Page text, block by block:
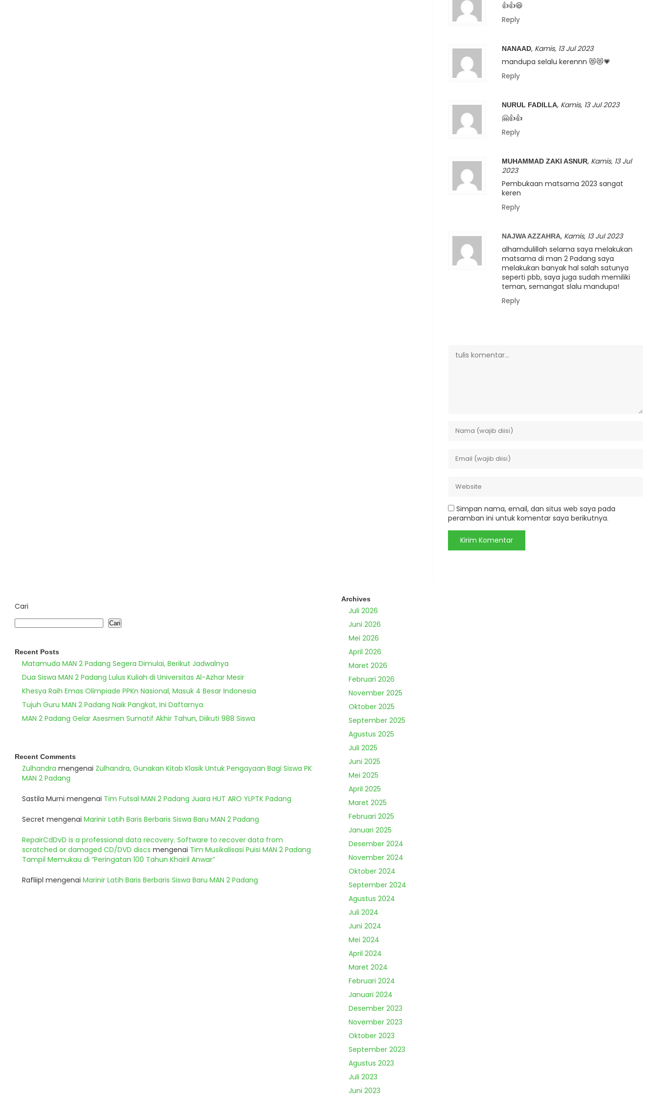
👍👍😆
Reply
NANAAD, Kamis, 13 Jul 2023
mandupa selalu kerennn 😻😻💗
Reply
NURUL FADILLA, Kamis, 13 Jul 2023
🤗👍👍
Reply
MUHAMMAD ZAKI ASNUR, Kamis, 13 Jul
2023
Pembukaan matsama 2023 sangat
keren
Reply
NAJWA AZZAHRA, Kamis, 13 Jul 2023
alhamdulillah selama saya melakukan
matsama di man 2 Padang saya
melakukan banyak hal salah satunya
seperti pbb, saya juga sudah memiliki
teman, semangat slalu mandupa!
Reply
Simpan nama, email, dan situs web saya pada
peramban ini untuk komentar saya berikutnya.
Cari
Cari
Recent Posts
Matamuda MAN 2 Padang Segera Dimulai, Berikut Jadwalnya
Dua Siswa MAN 2 Padang Lulus Kuliah di Universitas Al-Azhar Mesir
Khesya Raih Emas Olimpiade PPKn Nasional, Masuk 4 Besar Indonesia
Tujuh Guru MAN 2 Padang Naik Pangkat, Ini Daftarnya
MAN 2 Padang Gelar Asesmen Sumatif Akhir Tahun, Diikuti 988 Siswa
Recent Comments
Zulhandra mengenai Zulhandra, Gunakan Kitab Klasik Untuk Pengayaan Bagi Siswa PK
MAN 2 Padang
Sastila Murni mengenai Tim Futsal MAN 2 Padang Juara HUT ARO YLPTK Padang
Secret mengenai Marinir Latih Baris Berbaris Siswa Baru MAN 2 Padang
RepairCdDvD is a professional data recovery. Software to recover data from
scratched or damaged CD/DVD discs mengenai Tim Musikalisasi Puisi MAN 2 Padang
Tampil Memukau di “Peringatan 100 Tahun Khairil Anwar”
Rafliipl mengenai Marinir Latih Baris Berbaris Siswa Baru MAN 2 Padang
Archives
Juli 2026
Juni 2026
Mei 2026
April 2026
Maret 2026
Februari 2026
November 2025
Oktober 2025
September 2025
Agustus 2025
Juli 2025
Juni 2025
Mei 2025
April 2025
Maret 2025
Februari 2025
Januari 2025
Desember 2024
November 2024
Oktober 2024
September 2024
Agustus 2024
Juli 2024
Juni 2024
Mei 2024
April 2024
Maret 2024
Februari 2024
Januari 2024
Desember 2023
November 2023
Oktober 2023
September 2023
Agustus 2023
Juli 2023
Juni 2023